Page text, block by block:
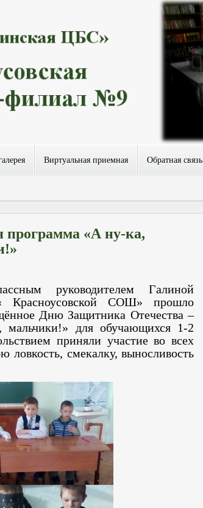
Виртуальная приемная Обратная связь
программа «А ну-ка,
руководителем Галиной
СОШ» прошло
Дню Защитника Отечества –
мальчики!» для обучающихся 1-2
приняли участие во всех
ловкость, смекалку, выносливость